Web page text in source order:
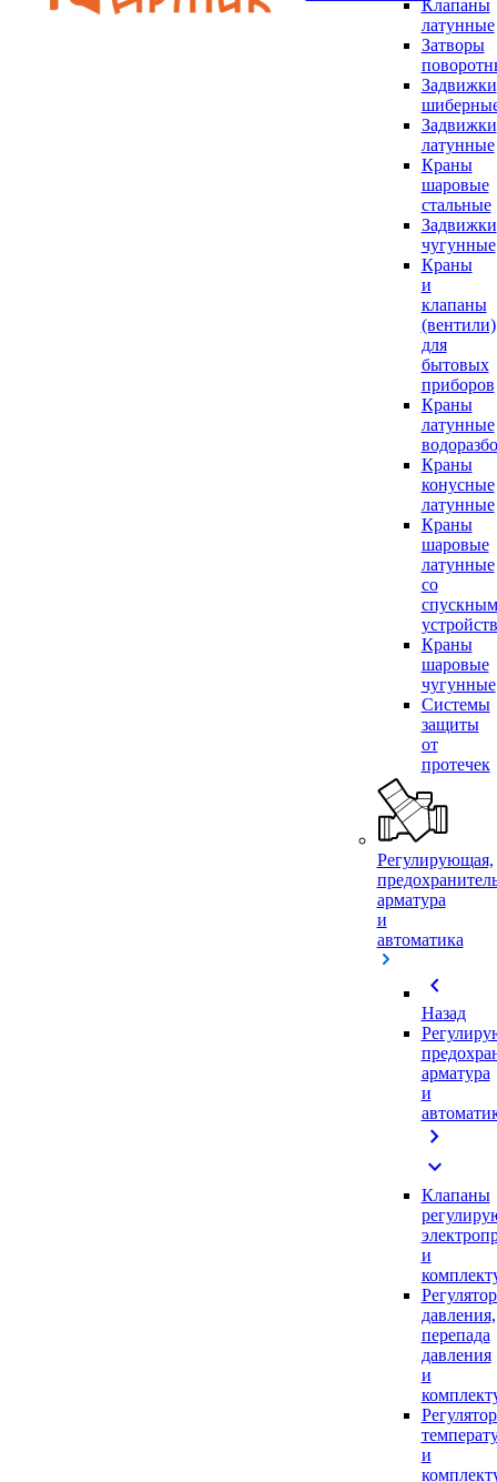
Клапаны
латунные
Затворы
Задвижки
Задвижки
латунные
Краны
шаровые
стальные
Задвижки
чугунные
Краны
и
клапаны
(вентили)
для
бытовых
приборов
Краны
латунные
Краны
конусные
латунные
Краны
шаровые
латунные
со
спускным
Краны
шаровые
чугунные
Системы
защиты
от
протечек
Регулирующая,
арматура
и
автоматика
chevron_left
Назад
арматура
и
chevron_right
expand_more
Клапаны
и
давления,
перепада
давления
и
и